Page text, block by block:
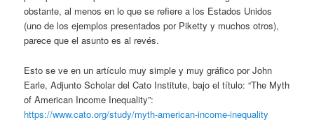
obstante, al menos en lo que se refiere a los Estados Unidos
(uno de los ejemplos presentados por Piketty y muchos otros),
parece que el asunto es al revés.
Esto se ve en un artículo muy simple y muy gráfico por John
Earle, Adjunto Scholar del Cato Institute, bajo el título: “The Myth
of American Income Inequality”:
https://www.cato.org/study/myth-american-income-inequality